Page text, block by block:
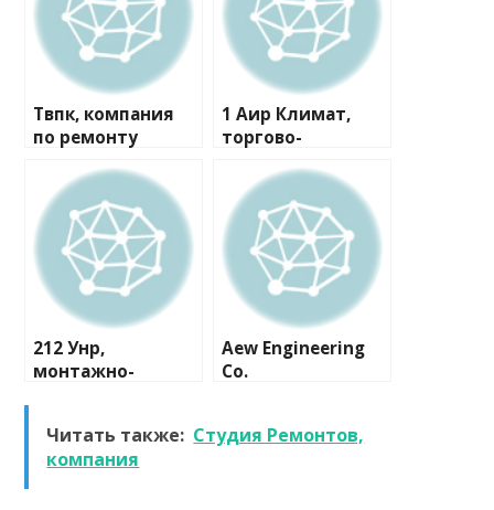
Твпк, компания
по ремонту
1 Аир Климат,
торгово-
компания
212 Унр,
монтажно-
Aew Engineering
Co.
Читать также: Студия Ремонтов,
компания